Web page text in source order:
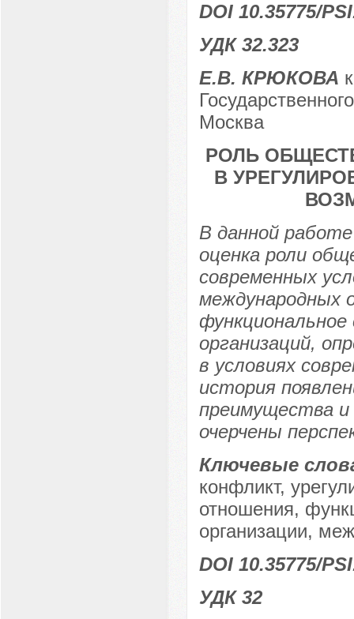
DOI 10.35775/
УДК 32.323
Е.В. КРЮКОВА
Москва
РОЛЬ
В
В данной
оценка роли
современных
международных
организаций,
в условиях
история
преимущества
очерчены
Ключевые
конфликт,
отношения,
организации,
DOI 10.35775/
УДК 32